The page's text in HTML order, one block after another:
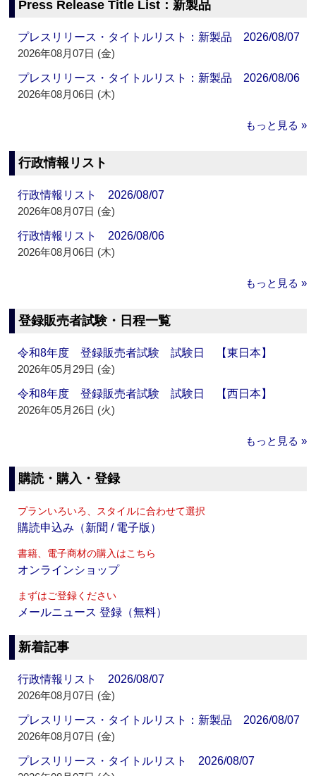
Press Release Title List：新製品
プレスリリース・タイトルリスト：新製品 2026/08/07
2026年08月07日 (金)
プレスリリース・タイトルリスト：新製品 2026/08/06
2026年08月06日 (木)
もっと見る »
行政情報リスト
行政情報リスト 2026/08/07
2026年08月07日 (金)
行政情報リスト 2026/08/06
2026年08月06日 (木)
もっと見る »
登録販売者試験・日程一覧
令和8年度 登録販売者試験 試験日 【東日本】
2026年05月29日 (金)
令和8年度 登録販売者試験 試験日 【西日本】
2026年05月26日 (火)
もっと見る »
購読・購入・登録
プランいろいろ、スタイルに合わせて選択
購読申込み（新聞 / 電子版）
書籍、電子商材の購入はこちら
オンラインショップ
まずはご登録ください
メールニュース 登録（無料）
新着記事
行政情報リスト 2026/08/07
2026年08月07日 (金)
プレスリリース・タイトルリスト：新製品 2026/08/07
2026年08月07日 (金)
プレスリリース・タイトルリスト 2026/08/07